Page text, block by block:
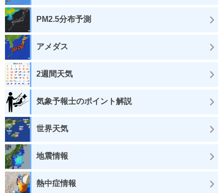
PM2.5分布予測
アメダス
2週間天気
気象予報士のポイント解説
世界天気
地震情報
熱中症情報